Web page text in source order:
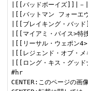
|[[バッドボーイズ]]|－|
|[[バットマン フォー
|[[ブレイキング・バッ
|[[マイアミ・バイス>特
|[[リーサル・ウェポン
|[[レジェンド・オブ・
|[[ロング・キス・グッ
#hr
CENTER:このページの